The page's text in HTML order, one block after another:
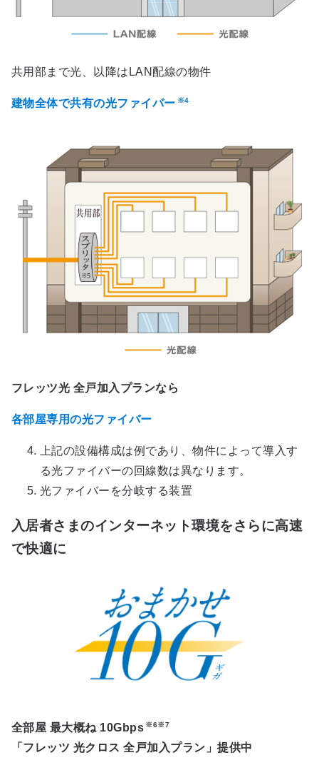
共用部まで光、以降はLAN配線の物件
建物全体で共有の光ファイバー ※4
フレッツ光 全戸加入プランなら
各部屋専用の光ファイバー
上記の設備構成は例であり、物件によって導入す
る光ファイバーの回線数は異なります。
光ファイバーを分岐する装置
入居者さまのインターネット環境をさらに高速
で快適に
全部屋 最大概ね10Gbps ※6※7
「フレッツ 光クロス 全戸加入プラン」提供中